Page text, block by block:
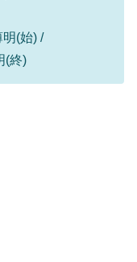
(始) /
(終)